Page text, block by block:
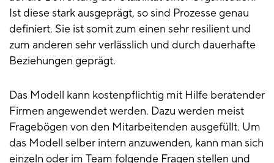
Ist diese stark ausgeprägt, so sind Prozesse genau
definiert. Sie ist somit zum einen sehr resilient und
zum anderen sehr verlässlich und durch dauerhafte
Beziehungen geprägt.
Das Modell kann kostenpflichtig mit Hilfe beratender
Firmen angewendet werden. Dazu werden meist
Fragebögen von den Mitarbeitenden ausgefüllt. Um
das Modell selber intern anzuwenden, kann man sich
einzeln oder im Team folgende Fragen stellen und